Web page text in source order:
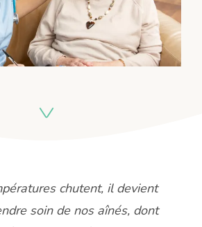
chutent, il devient
soin de nos aînés, dont